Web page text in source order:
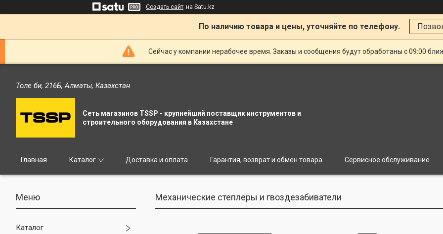
Создать сайт на Satu.kz
По наличию товара и цены, уточняйте по телефону.
Сейчас у компании нерабочее время. Заказы и сообщения будут обработаны с 09:00
Толе би, 216Б, Алматы, Казахстан
Сеть магазинов TSSP - крупнейший поставщик инструментов и
строительного оборудования в Казахстане
Главная Каталог Доставка и оплата Гарантия, возврат и обмен товара Сервисное обслуживание
Каталог
Механические степлеры и гвоздезабиватели